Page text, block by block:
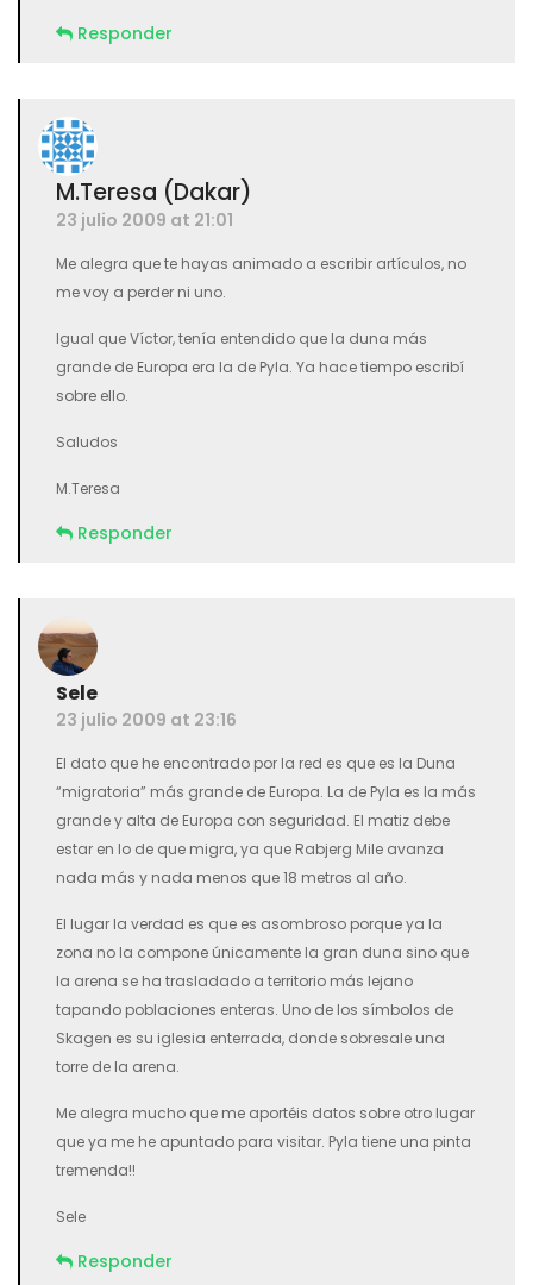
Responder
M.Teresa (Dakar)
23 julio 2009 at 21:01
Me alegra que te hayas animado a escribir artículos, no
me voy a perder ni uno.
Igual que Víctor, tenía entendido que la duna más
grande de Europa era la de Pyla. Ya hace tiempo escribí
sobre ello.
Saludos
M.Teresa
Responder
Sele
23 julio 2009 at 23:16
El dato que he encontrado por la red es que es la Duna
“migratoria” más grande de Europa. La de Pyla es la más
grande y alta de Europa con seguridad. El matiz debe
estar en lo de que migra, ya que Rabjerg Mile avanza
nada más y nada menos que 18 metros al año.
El lugar la verdad es que es asombroso porque ya la
zona no la compone únicamente la gran duna sino que
la arena se ha trasladado a territorio más lejano
tapando poblaciones enteras. Uno de los símbolos de
Skagen es su iglesia enterrada, donde sobresale una
torre de la arena.
Me alegra mucho que me aportéis datos sobre otro lugar
que ya me he apuntado para visitar. Pyla tiene una pinta
tremenda!!
Sele
Responder